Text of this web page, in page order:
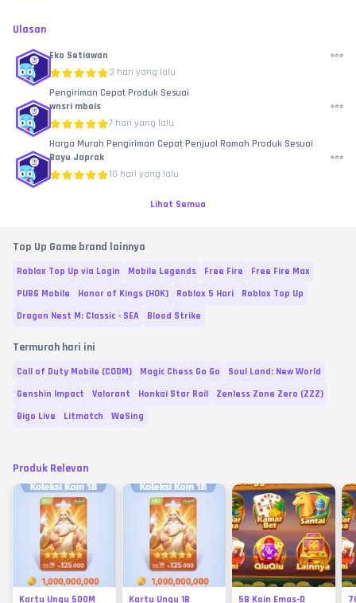
Ulasan
Eko Setiawan
3 hari yang lalu
Pengiriman Cepat Produk Sesuai
wnsri mbois
7 hari yang lalu
Harga Murah Pengiriman Cepat Penjual Ramah Produk Sesuai
Bayu Japrak
10 hari yang lalu
Lihat Semua
Top Up Game brand lainnya
Roblox Top Up via Login Mobile Legends Free Fire
Free Fire Max
PUBG Mobile
Honor of Kings (HOK) Roblox 5 Hari
Roblox Top Up
Dragon Nest M: Classic - SEA
Blood Strike
Termurah hari ini
Call of Duty Mobile (CODM) Magic Chess Go Go
Soul Land: New World
Genshin Impact
Valorant Honkai Star Rail
Zenless Zone Zero (ZZZ)
Bigo Live
Litmatch WeSing
Produk Relevan
Kartu Ungu 500M Kartu Ungu 1B 5B Koin Emas-D